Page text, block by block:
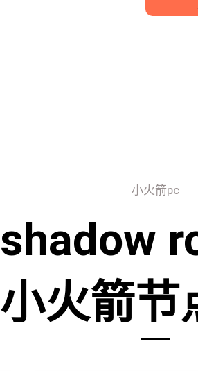
小火箭pc
shadow
小火箭节